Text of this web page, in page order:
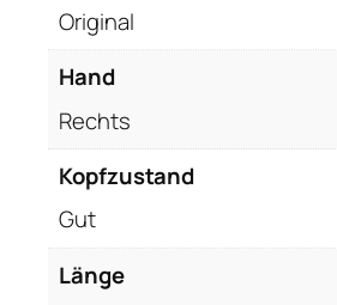
Original
Hand
Rechts
Kopfzustand
Gut
Länge